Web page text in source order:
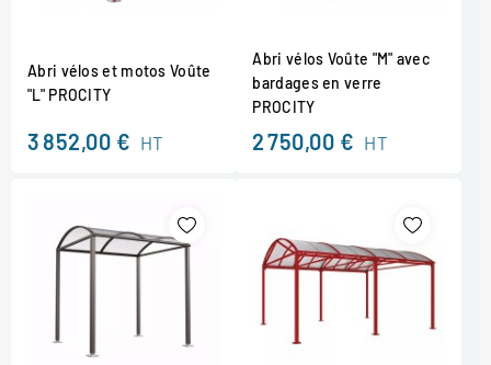
Abri vélos et motos Voûte
"L" PROCITY
3 852,00 € HT
Abri vélos Voûte "M" avec
bardages en verre
PROCITY
2 750,00 € HT